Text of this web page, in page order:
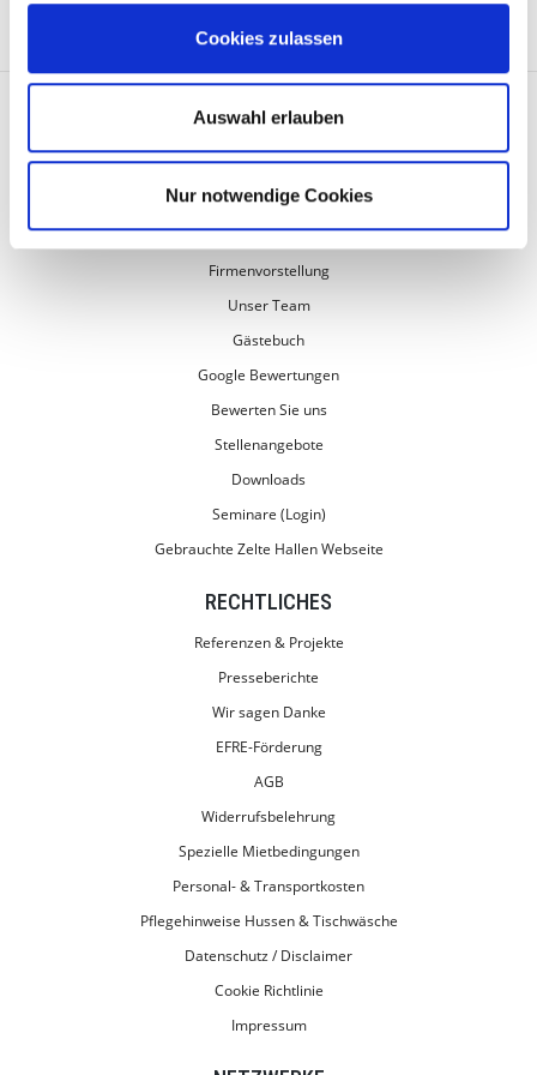
Cookies zulassen
Auswahl erlauben
Nur notwendige Cookies
UNTERNEHMEN
Kontakt aufnehmen
Anfahrt
Checklisten (PDF)
Firmenvorstellung
Unser Team
Gästebuch
Google Bewertungen
Bewerten Sie uns
Stellenangebote
Downloads
Seminare (Login)
Gebrauchte Zelte Hallen Webseite
RECHTLICHES
Referenzen & Projekte
Presseberichte
Wir sagen Danke
EFRE-Förderung
AGB
Widerrufsbelehrung
Spezielle Mietbedingungen
Personal- & Transportkosten
Pflegehinweise Hussen & Tischwäsche
Datenschutz / Disclaimer
Cookie Richtlinie
Impressum